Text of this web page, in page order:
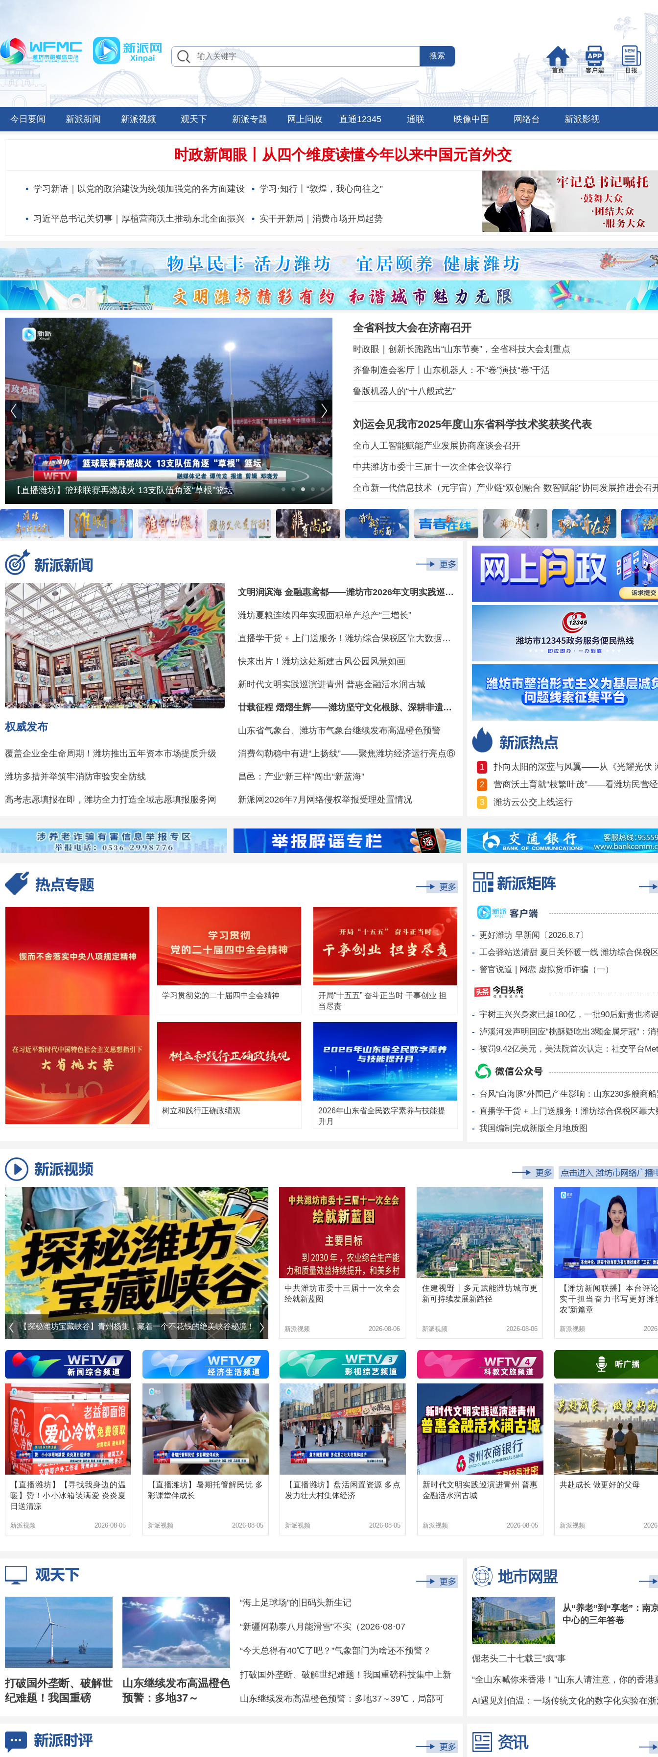
今日要闻 新派新闻 新派视频 观天下 新派专题 网上问政 直通12345 通联 映像中国 网络台 新派影视
时政新闻眼丨从四个维度读懂今年以来中国元首外交
学习新语｜以党的政治建设为统领加强党的各方面建设 学习·知行丨“敦煌，我心向往之”
习近平总书记关切事｜厚植营商沃土推动东北全面振兴 实干开新局｜消费市场开局起势
【直播潍坊】篮球联赛再燃战火 13支队伍角逐“草根”篮坛
文艺惠民进社区
全省科技大会在济南召开
时政眼｜创新长跑跑出“山东节奏”，全省科技大会划重点
齐鲁制造会客厅丨山东机器人：不“卷”演技“卷”干活
鲁版机器人的“十八般武艺”
刘运会见我市2025年度山东省科学技术奖获奖代表
全市人工智能赋能产业发展协商座谈会召开
中共潍坊市委十三届十一次全体会议举行
全市新一代信息技术（元宇宙）产业链“双创融合 数智赋能”协同发展推进会召
权威发布
覆盖企业全生命周期！潍坊推出五年资本市场提质升级
行动
潍坊多措并举筑牢消防审验安全防线
高考志愿填报在即，潍坊全力打造全域志愿填报服务网
文明润滨海 金融惠鸢都——潍坊市2026年文明实践巡讲巡演走进滨海经济技术开发区大家洼街道
潍坊夏粮连续四年实现面积单产总产“三增长”
直播学干货 + 上门送服务！潍坊综合保税区靠大数据帮企业精准 “闯海外”
快来出片！潍坊这处新建古风公园风景如画
新时代文明实践巡演进青州 普惠金融活水润古城
廿载征程 熠熠生辉——潍坊坚守文化根脉、深耕非遗保护综述
山东省气象台、潍坊市气象台继续发布高温橙色预警
消费勾勒稳中有进“上扬线”——聚焦潍坊经济运行亮点⑥
昌邑：产业“新三样”闯出“新蓝海”
新派网2026年7月网络侵权举报受理处置情况
1 扑向太阳的深蓝与风翼——从《光耀光伏
2 营商沃土育就“枝繁叶茂”——看潍坊民营
3 潍坊云公交上线运行
学习贯彻党的二十届四中全会精神
开局“十五五” 奋斗正当时 干事创业 担
当尽责
树立和践行正确政绩观
2026年山东省全民数字素养与技能提
升月
更好潍坊 早新闻〔2026.8.7〕
警官说道 | 网恋 虚拟货币诈骗（一）
宇树王兴兴身家已超180亿，一批90后新贵也将
我国编制完成新版全月地质图
【探秘潍坊宝藏峡谷】青州杨集，藏着一个不花钱的绝美峡谷秘境！ 发改青年项目行—— 万盛重工高端压力容器及重钢桥梁智能制造项目 非遗传万古 匠心续风华#潍坊
中共潍坊市委十三届十一次全会
绘就新蓝图
新派视频 2026-08-06
住建视野丨多元赋能潍坊城市更
新可持续发展新路径
新派视频 2026-08-06
【潍坊新闻联播】本台评
实干担当奋力书写更好潍
农”新篇章
新派视频
【直播潍坊】【寻找我身边的温
暖】赞！小小冰箱装满爱 炎炎夏
日送清凉
新派视频 2026-08-05
【直播潍坊】暑期托管解民忧 多
彩课堂伴成长
新派视频 2026-08-05
【直播潍坊】盘活闲置资源 多点
发力壮大村集体经济
新派视频 2026-08-05
新时代文明实践巡演进青州 普惠
金融活水润古城
新派视频 2026-08-05
共赴成长 做更好的父母
新派视频
打破国外垄断、破解世
纪难题！我国重磅
山东继续发布高温橙色
预警：多地37～
“海上足球场”的旧码头新生记
“新疆阿勒泰八月能滑雪”不实（2026·08·07
“今天总得有40℃了吧？”气象部门为啥还不预警？
打破国外垄断、破解世纪难题！我国重磅科技集中上新
山东继续发布高温橙色预警：多地37～39℃，局部可
从“养老”到“享老”：南
中心的三年答卷
倔老头二十七载三“疯”事